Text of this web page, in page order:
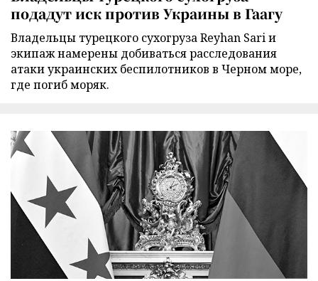
подадут иск против Украины в Гаагу
Владельцы турецкого сухогруза Reyhan Sari и
экипаж намерены добиваться расследования
атаки украинских беспилотников в Черном море,
где погиб моряк.